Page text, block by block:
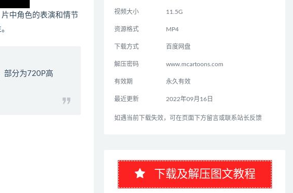
中角色的表演和情节
部分为720P高
视频大小 11.5G
资源格式 MP4
下载方式 百度网盘
解压密码 www.mcartoons.com
有效期 永久有效
最近更新 2022年09月16日
如遇当前下载失效，可在页面下方留言或联系站长反馈
下载及解压图文教程